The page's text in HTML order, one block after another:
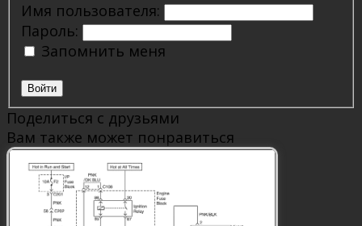
Имя пользователя:
Пароль:
Запомнить меня
Войти
Поделиться с друзьями
Вам также может понравиться